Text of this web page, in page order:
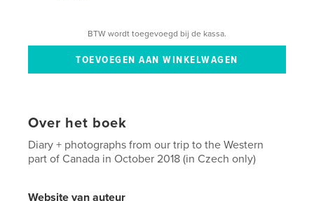
BTW wordt toegevoegd bij de kassa.
Over het boek
Diary + photographs from our trip to the Western
part of Canada in October 2018 (in Czech only)
Website van auteur